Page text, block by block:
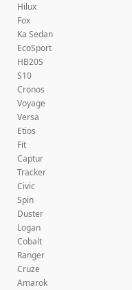
Hilux
Fox
Ka Sedan
EcoSport
HB20S
S10
Cronos
Voyage
Versa
Etios
Fit
Captur
Tracker
Civic
Spin
Duster
Logan
Cobalt
Ranger
Cruze
Amarok